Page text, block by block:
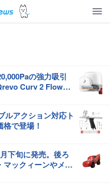
の強力吸引
Curv 2 Flow」
ルアクション対応ト
で登場！
下旬に発売。後ろ
ックィーンやメー